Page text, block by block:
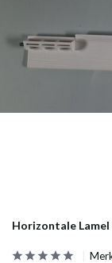
Horizontale